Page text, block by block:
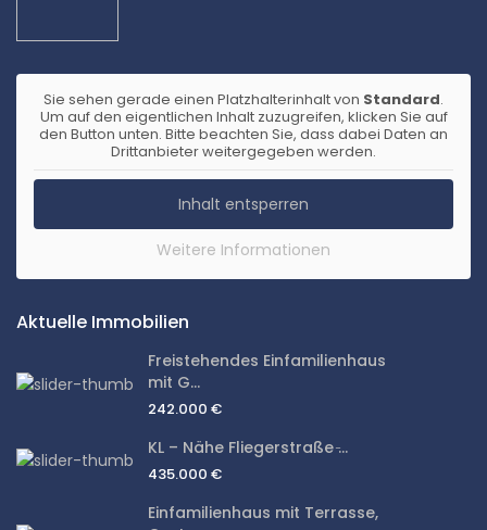
Sie sehen gerade einen Platzhalterinhalt von Standard.
Um auf den eigentlichen Inhalt zuzugreifen, klicken Sie auf
den Button unten. Bitte beachten Sie, dass dabei Daten an
Drittanbieter weitergegeben werden.
Inhalt entsperren
Weitere Informationen
Aktuelle Immobilien
Freistehendes Einfamilienhaus
mit G...
242.000 €
KL – Nähe Fliegerstraße ̵...
435.000 €
Einfamilienhaus mit Terrasse,